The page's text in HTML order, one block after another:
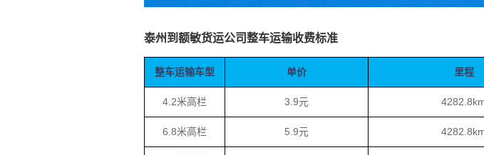
泰州到额敏货运公司整车运输收费标准
整车运输车型 单价 里程
4.2米高栏 3.9元
6.8米高栏 5.9元